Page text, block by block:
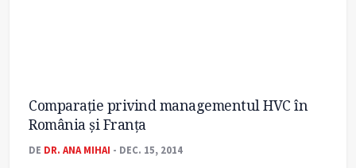
Comparaţie privind managementul HVC în
România şi Franţa
DE DR. ANA MIHAI - DEC. 15, 2014